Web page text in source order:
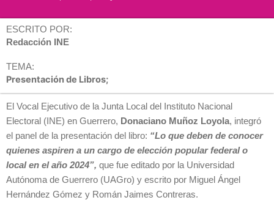
ESCRITO POR:
Redacción INE
TEMA:
Presentación de Libros;
El Vocal Ejecutivo de la Junta Local del Instituto Nacional
Electoral (INE) en Guerrero, Donaciano Muñoz Loyola, integró
el panel de la presentación del libro: “Lo que deben de conocer
quienes aspiren a un cargo de elección popular federal o
local en el año 2024”, que fue editado por la Universidad
Autónoma de Guerrero (UAGro) y escrito por Miguel Ángel
Hernández Gómez y Román Jaimes Contreras.